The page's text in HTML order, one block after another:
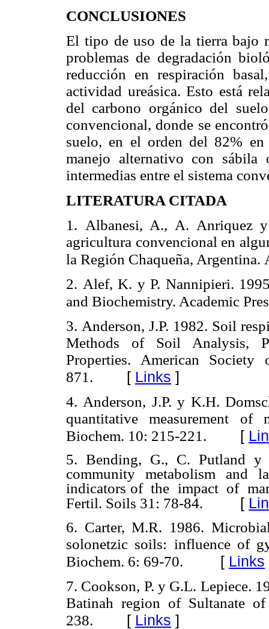
CONCLUSIONES
El tipo de uso de la tierra bajo
problemas de degradación
reducción en respiración
actividad ureásica. Esto está
del carbono orgánico del
convencional, donde se
suelo, en el orden del 82%
manejo alternativo con sábila
intermedias entre el sistema
LITERATURA CITADA
1. Albanesi, A., A. Anriquez
agricultura convencional en
la Región Chaqueña, Argentina.
2. Alef, K. y P. Nannipieri.
and Biochemistry. Academic
3. Anderson, J.P. 1982. Soil
Methods of Soil Analysis,
Properties. American
871. [ Links ]
4. Anderson, J.P. y K.H.
quantitative measurement
Biochem. 10: 215-221. [
5. Bending, G., C. Putland y
community metabolism and
indicators of the impact of
Fertil. Soils 31: 78-84.
[
6. Carter, M.R. 1986.
solonetzic soils: influence of
Biochem. 6: 69-70.
[ Links
7. Cookson, P. y G.L. Lepiece.
Batinah region of Sultanate
238. [ Links ]